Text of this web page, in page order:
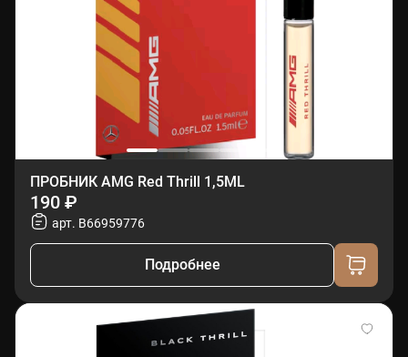
ПРОБНИК AMG Red Thrill 1,5ML
190 ₽
арт. B66959776
Подробнее